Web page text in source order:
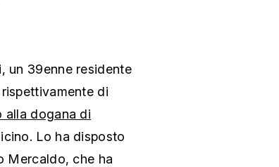
un 39enne residente
di
alla dogana di
Lo ha disposto
Mercaldo, che ha